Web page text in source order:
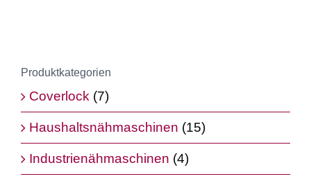
Produktkategorien
Coverlock (7)
Haushaltsnähmaschinen (15)
Industrienähmaschinen (4)